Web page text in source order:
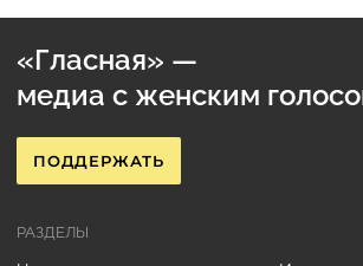
«Гласная» —
медиа с женским
ПОДДЕРЖАТЬ
РАЗДЕЛЫ